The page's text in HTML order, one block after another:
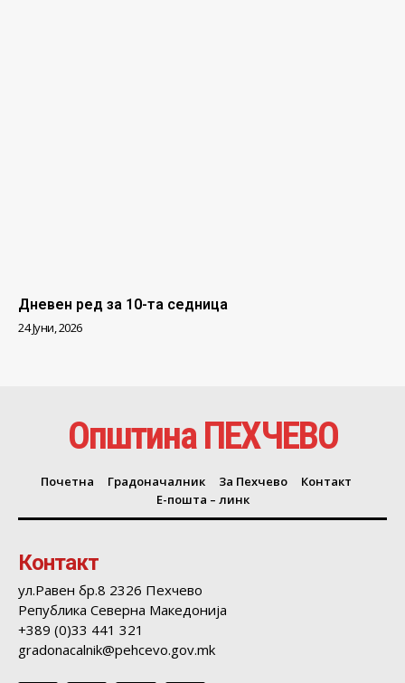
Дневен ред за 10-та седница
24 Јуни, 2026
Општина ПЕХЧЕВО
Почетна Градоначалник За Пехчево
Контакт
Е-пошта – линк
Контакт
ул.Равен бр.8 2326 Пехчево
Република Северна Македонија
+389 (0)33 441 321
gradonacalnik@pehcevo.gov.mk